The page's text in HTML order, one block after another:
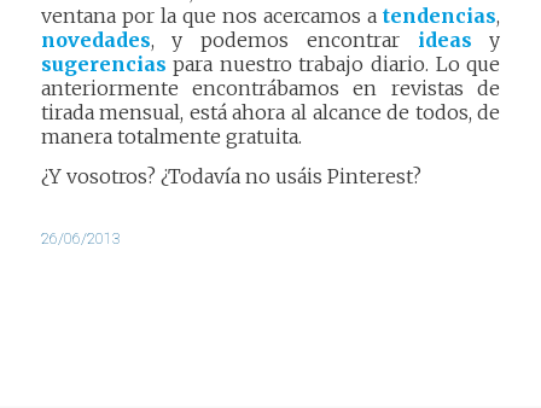
ventana por la que nos acercamos atendencias,
novedades, y podemos encontrar ideas y
sugerencias para nuestro trabajo diario. Lo que
anteriormente encontrábamos en revistas de
tirada mensual, está ahora al alcance de todos, de
manera totalmente gratuita.
¿Y vosotros? ¿Todavía no usáis Pinterest?
26/06/2013